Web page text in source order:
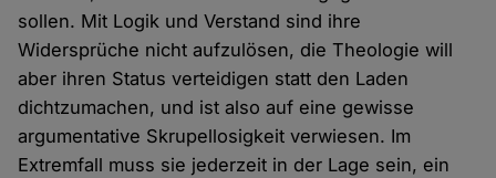
sollen. Mit Logik und Verstand sind ihre
Widersprüche nicht aufzulösen, die Theologie will
aber ihren Status verteidigen statt den Laden
dichtzumachen, und ist also auf eine gewisse
argumentative Skrupellosigkeit verwiesen. Im
Extremfall muss sie jederzeit in der Lage sein, ein